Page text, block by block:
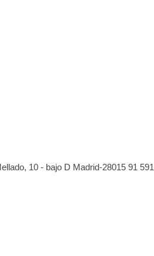
10 - bajo D Madrid-28015 91 591